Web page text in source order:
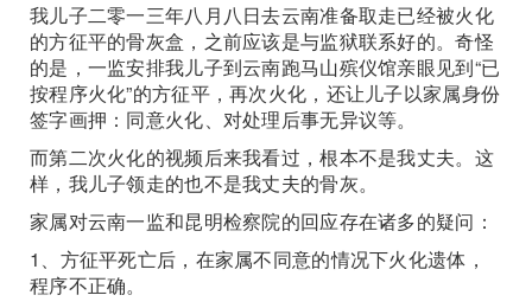
我儿子二零一三年八月八日去云南准备取走已经被火化
的方征平的骨灰盒，之前应该是与监狱联系好的。奇怪
的是，一监安排我儿子到云南跑马山殡仪馆亲眼见到“已
按程序火化”的方征平，再次火化，还让儿子以家属身份
签字画押：同意火化、对处理后事无异议等。
而第二次火化的视频后来我看过，根本不是我丈夫。这
样，我儿子领走的也不是我丈夫的骨灰。
家属对云南一监和昆明检察院的回应存在诸多的疑问：
1、方征平死亡后，在家属不同意的情况下火化遗体，
程序不正确。